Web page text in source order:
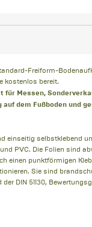
Freiform-
kostenlos bereit.
für Messen,
auf dem Fußboden und
einseitig selbstklebend
PVC. Die Folien sind
einen punktförmigen
Sie sind
DIN 51130,